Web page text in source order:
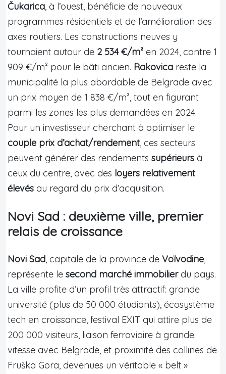
Čukarica, à l’ouest, bénéficie de nouveaux
programmes résidentiels et de l’amélioration des
axes routiers. Les constructions neuves y
tournaient autour de 2 534 €/m² en 2024, contre 1
909 €/m² pour le bâti ancien. Rakovica reste la
municipalité la plus abordable de Belgrade avec
un prix moyen de 1 838 €/m², tout en figurant
parmi les zones les plus demandées en 2024.
Pour un investisseur cherchant à optimiser le
couple prix d’achat/rendement, ces secteurs
peuvent générer des rendements supérieurs à
ceux du centre, avec des loyers relativement
élevés au regard du prix d’acquisition.
Novi Sad : deuxième ville, premier
relais de croissance
Novi Sad, capitale de la province de Voïvodine,
représente le second marché immobilierdu pays.
La ville profite d’un profil très attractif: grande
université (plus de 50 000 étudiants), écosystème
tech en croissance, festival EXIT qui attire plus de
200 000 visiteurs, liaison ferroviaire à grande
vitesse avec Belgrade, et proximité des collines de
Fruška Gora, devenues un véritable « belt »